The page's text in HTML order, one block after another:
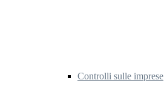
Controlli sulle imprese